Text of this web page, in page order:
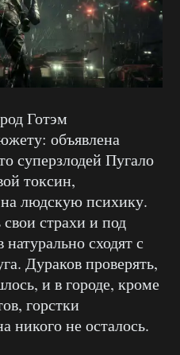
Готэм
объявлена
суперзлодей Пугало
токсин,
людскую психику.
страхи и под
сходят с
Дураков проверять,
и в городе, кроме
горстки
никого не осталось.